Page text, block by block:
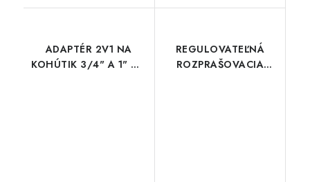
ADAPTÉR 2V1 NA
KOHÚTIK 3/4" A 1" NA
REGULOVATEĽNÁ
ROZPRAŠOVACIA